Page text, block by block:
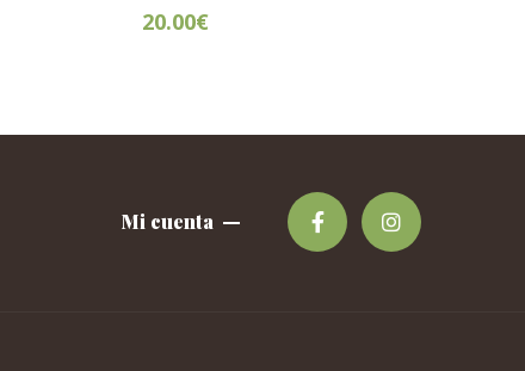
20.00€
Mi cuenta